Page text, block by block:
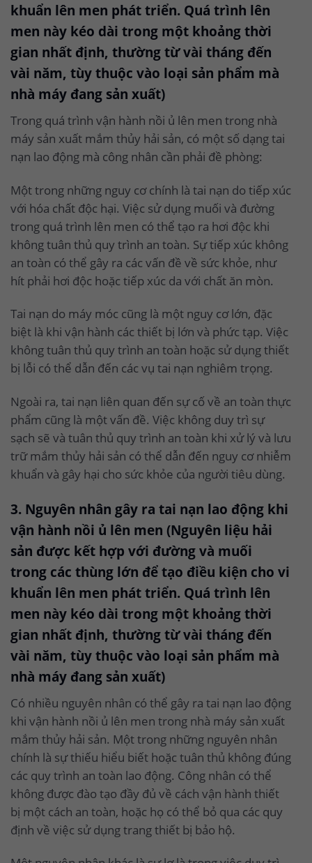
khuẩn lên men phát triển. Quá trình lên
men này kéo dài trong một khoảng thời
gian nhất định, thường từ vài tháng đến
vài năm, tùy thuộc vào loại sản phẩm mà
nhà máy đang sản xuất)
Trong quá trình vận hành nồi ủ lên men trong nhà
máy sản xuất mắm thủy hải sản, có một số dạng tai
nạn lao động mà công nhân cần phải đề phòng:
Một trong những nguy cơ chính là tai nạn do tiếp xúc
với hóa chất độc hại. Việc sử dụng muối và đường
trong quá trình lên men có thể tạo ra hơi độc khi
không tuân thủ quy trình an toàn. Sự tiếp xúc không
an toàn có thể gây ra các vấn đề về sức khỏe, như
hít phải hơi độc hoặc tiếp xúc da với chất ăn mòn.
Tai nạn do máy móc cũng là một nguy cơ lớn, đặc
biệt là khi vận hành các thiết bị lớn và phức tạp. Việc
không tuân thủ quy trình an toàn hoặc sử dụng thiết
bị lỗi có thể dẫn đến các vụ tai nạn nghiêm trọng.
Ngoài ra, tai nạn liên quan đến sự cố về an toàn thực
phẩm cũng là một vấn đề. Việc không duy trì sự
sạch sẽ và tuân thủ quy trình an toàn khi xử lý và lưu
trữ mắm thủy hải sản có thể dẫn đến nguy cơ nhiễm
khuẩn và gây hại cho sức khỏe của người tiêu dùng.
3. Nguyên nhân gây ra tai nạn lao động khi
vận hành nồi ủ lên men (Nguyên liệu hải
sản được kết hợp với đường và muối
trong các thùng lớn để tạo điều kiện cho vi
khuẩn lên men phát triển. Quá trình lên
men này kéo dài trong một khoảng thời
gian nhất định, thường từ vài tháng đến
vài năm, tùy thuộc vào loại sản phẩm mà
nhà máy đang sản xuất)
Có nhiều nguyên nhân có thể gây ra tai nạn lao động
khi vận hành nồi ủ lên men trong nhà máy sản xuất
mắm thủy hải sản. Một trong những nguyên nhân
chính là sự thiếu hiểu biết hoặc tuân thủ không đúng
các quy trình an toàn lao động. Công nhân có thể
không được đào tạo đầy đủ về cách vận hành thiết
bị một cách an toàn, hoặc họ có thể bỏ qua các quy
định về việc sử dụng trang thiết bị bảo hộ.